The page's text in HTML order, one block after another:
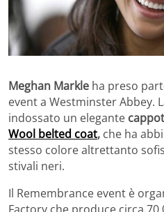
Meghan Markle ha preso
event a Westminster Abbey.
indossato un elegante
Wool belted coat, che ha
stesso colore altrettanto
stivali neri.
Il Remembrance event è